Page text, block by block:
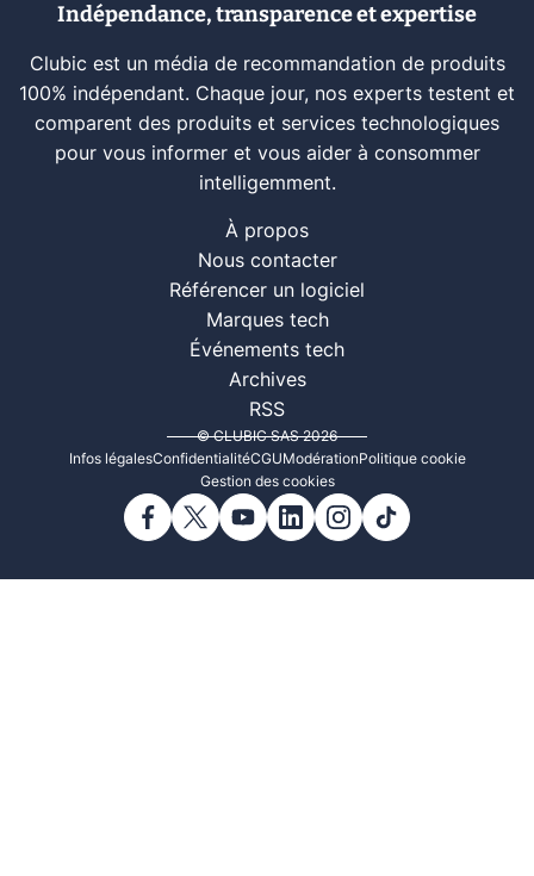
Indépendance, transparence et expertise
Clubic est un média de recommandation de produits
100% indépendant. Chaque jour, nos experts testent et
comparent des produits et services technologiques
pour vous informer et vous aider à consommer
intelligemment.
À propos
Nous contacter
Référencer un logiciel
Marques tech
Événements tech
Archives
RSS
© CLUBIC SAS 2026
Infos légalesConfidentialitéCGUModérationPolitique cookie
Gestion des cookies